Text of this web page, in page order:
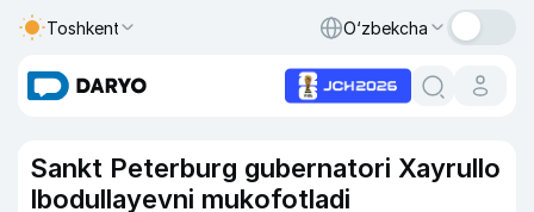
Toshkent O‘zbekcha
Sankt Peterburg gubernatori Xayrullo
Ibodullayevni mukofotladi